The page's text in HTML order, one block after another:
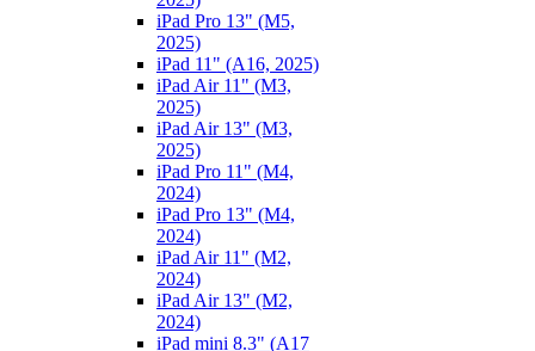
iPad Pro 13" (M5,
2025)
iPad 11" (A16, 2025)
iPad Air 11" (M3,
2025)
iPad Air 13" (M3,
2025)
iPad Pro 11" (M4,
2024)
iPad Pro 13" (M4,
2024)
iPad Air 11" (M2,
2024)
iPad Air 13" (M2,
2024)
iPad mini 8.3" (A17